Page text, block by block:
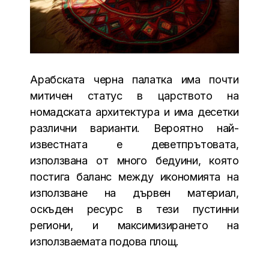
Арабската черна палатка има почти
митичен статус в царството на
номадската архитектура и има десетки
различни варианти. Вероятно най-
известната е деветпрътовата,
използвана от много бедуини, която
постига баланс между икономията на
използване на дървен материал,
оскъден ресурс в тези пустинни
региони, и максимизирането на
използваемата подова площ.